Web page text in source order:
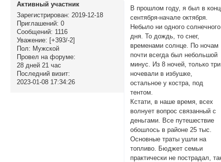
Активный участник
Зарегистрирован: 2019-12-18
Приглашений: 0
Сообщений: 1116
Уважение: [+393/-2]
Пол: Мужской
Провел на форуме:
28 дней 21 час
Последний визит:
2023-01-08 17:34:26
В прошлом году, я был в
сентября-начале октября.
Небыло ни одного солнечного
дня. То дождь, то снег,
временами солнце. По ночам
почти всегда был небольшой
минус. Из 8 ночей, только три
ночевали в избушке,
остальное у костра, под
тентом.
Кстати, в наше время, всех
волнует вопрос связанный с
деньгами. Все путешествие
обошлось в районе 25 тыс.
Основные траты ушли на
топливо. Бюджет семьи
практически не пострадал,